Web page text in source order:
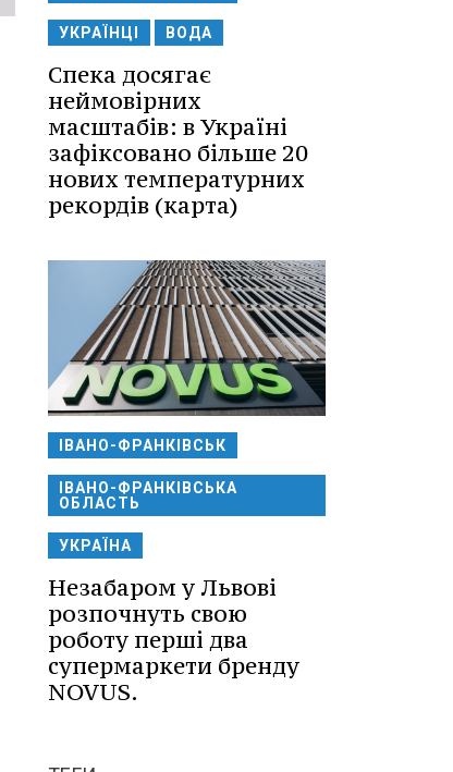
УКРАЇНЦІ ВОДА
Спека досягає
неймовірних
масштабів: в Україні
зафіксовано більше 20
нових температурних
рекордів (карта)
ІВАНО-ФРАНКІВСЬК
ІВАНО-ФРАНКІВСЬКА
ОБЛАСТЬ
УКРАЇНА
Незабаром у Львові
розпочнуть свою
роботу перші два
супермаркети бренду
NOVUS.